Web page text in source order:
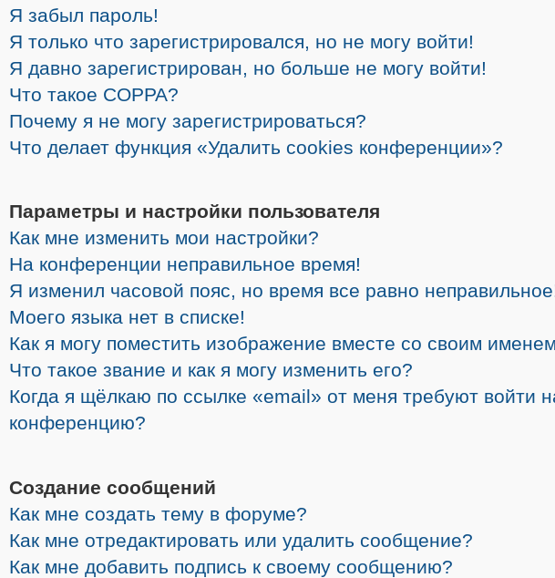
Я забыл пароль!
Я только что зарегистрировался, но не могу войти!
Я давно зарегистрирован, но больше не могу войти!
Что такое COPPA?
Почему я не могу зарегистрироваться?
Что делает функция «Удалить cookies конференции»?
Параметры и настройки пользователя
Как мне изменить мои настройки?
На конференции неправильное время!
Я изменил часовой пояс, но время все равно
Моего языка нет в списке!
Как я могу поместить изображение вместе со своим
Что такое звание и как я могу изменить его?
Когда я щёлкаю по ссылке «email» от меня требуют войти
конференцию?
Создание сообщений
Как мне создать тему в форуме?
Как мне отредактировать или удалить сообщение?
Как мне добавить подпись к своему сообщению?